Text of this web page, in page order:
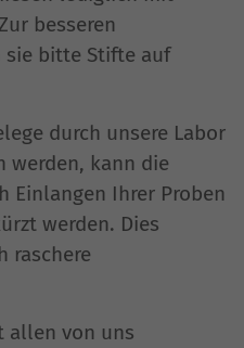
besseren
sie bitte Stifte auf
durch unsere Labor
werden, kann die
Einlangen Ihrer Proben
werden. Dies
raschere
allen von uns